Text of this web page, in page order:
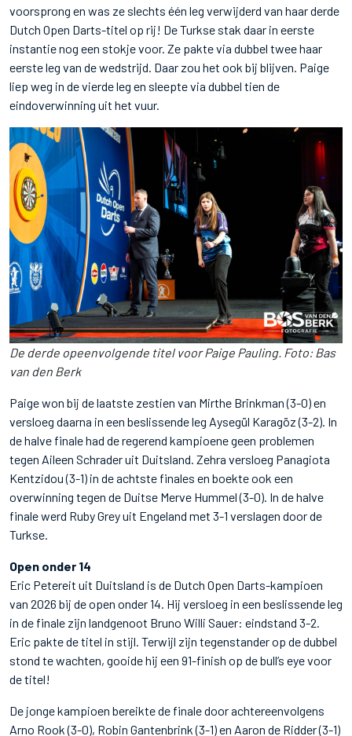
voorsprong en was ze slechts één leg verwijderd van haar derde
Dutch Open Darts-titel op rij! De Turkse stak daar in eerste
instantie nog een stokje voor. Ze pakte via dubbel twee haar
eerste leg van de wedstrijd. Daar zou het ook bij blijven. Paige
liep weg in de vierde leg en sleepte via dubbel tien de
eindoverwinning uit het vuur.
De derde opeenvolgende titel voor Paige Pauling. Foto: Bas
van den Berk
Paige won bij de laatste zestien van Mirthe Brinkman (3-0) en
versloeg daarna in een beslissende leg Aysegül Karagöz (3-2). In
de halve finale had de regerend kampioene geen problemen
tegen Aileen Schrader uit Duitsland. Zehra versloeg Panagiota
Kentzidou (3-1) in de achtste finales en boekte ook een
overwinning tegen de Duitse Merve Hummel (3-0). In de halve
finale werd Ruby Grey uit Engeland met 3-1 verslagen door de
Turkse.
Open onder 14
Eric Petereit uit Duitsland is de Dutch Open Darts-kampioen
van 2026 bij de open onder 14. Hij versloeg in een beslissende leg
in de finale zijn landgenoot Bruno Willi Sauer: eindstand 3-2.
Eric pakte de titel in stijl. Terwijl zijn tegenstander op de dubbel
stond te wachten, gooide hij een 91-finish op de bull’s eye voor
de titel!
De jonge kampioen bereikte de finale door achtereenvolgens
Arno Rook (3-0), Robin Gantenbrink (3-1) en Aaron de Ridder (3-1)